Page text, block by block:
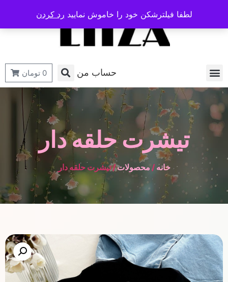
حساب من 0 تومان
تیشرت حلقه دار
خانه / محصولات/ تیشرت حلقه دار
لطفا فیلترشکن خود را خاموش نمایید رد کردن